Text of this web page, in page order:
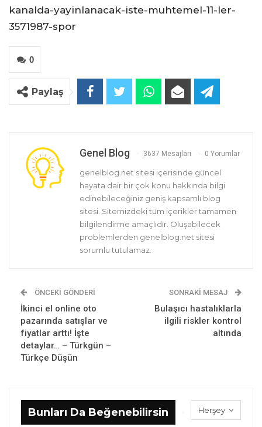
kanalda-yayinlanacak-iste-muhtemel-11-ler-
3571987-spor
0
Paylaş
Genel Blog 3637 Mesajları 0 Yorumlar
genelblog.net sitesi içerisinde güncel
hayata dair bir çok konu hakkında bilgi
edinebileceğiniz geniş kapsamlı blog
sitesi. Sitemizdeki tüm içerikler tamamen
bilgilendirme amaçlıdır. Oluşabilecek
problemlerden genelblog.net sitesi
sorumlu tutulamaz.
ÖNCEKI GÖNDERI
İkinci el online oto
pazarında satışlar ve
fiyatlar arttı! İşte
detaylar… – Türkgün –
Türkçe Düşün
SONRAKI MESAJ
Bulaşıcı hastalıklarla
ilgili riskler kontrol
altında
Herşey
Bunları Da Beğenebilirsin